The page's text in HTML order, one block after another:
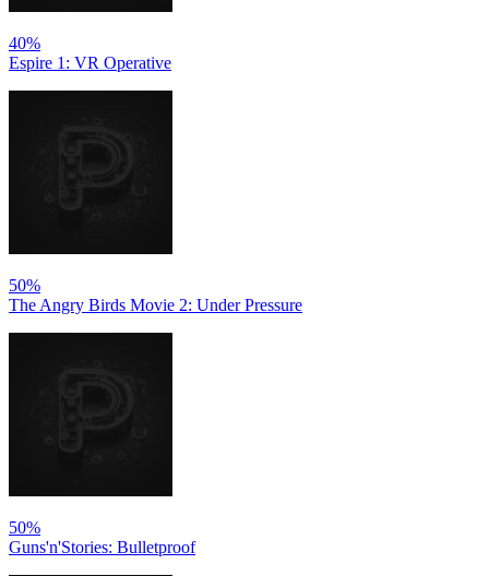
40%
Espire 1: VR Operative
50%
The Angry Birds Movie 2: Under Pressure
50%
Guns'n'Stories: Bulletproof